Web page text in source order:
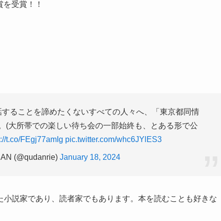
受賞！！
ることを諦めたくないすべての人々へ、「東京都同情
(大所帯での楽しい待ち会の一部始終も、とある形で公
t.co/FEgj77amIg pic.twitter.com/whc6JYlES3
(@qudanrie) January 18, 2024
説家であり、読者家でもあります。本を読むことも好きな